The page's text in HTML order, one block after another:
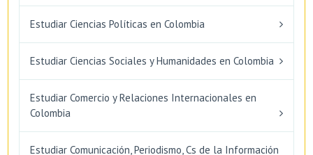
Estudiar Ciencias Políticas en Colombia
Estudiar Ciencias Sociales y Humanidades en Colombia
Estudiar Comercio y Relaciones Internacionales en
Colombia
Estudiar Comunicación, Periodismo, Cs de la Información